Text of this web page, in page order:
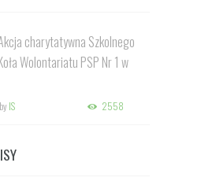
charytatywna Szkolnego
Wolontariatu PSP Nr 1 w
by IS 2558